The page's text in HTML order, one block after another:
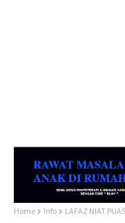
Home Info LAFAZ NIAT